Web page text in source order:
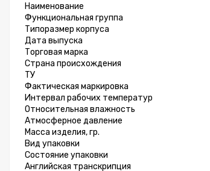
Наименование
Функциональная группа
Типоразмер корпуса
Дата выпуска
Торговая марка
Страна происхождения
ТУ
Фактическая маркировка
Интервал рабочих температур
Относительная влажность
Атмосферное давление
Масса изделия, гр.
Вид упаковки
Состояние упаковки
Английская транскрипция